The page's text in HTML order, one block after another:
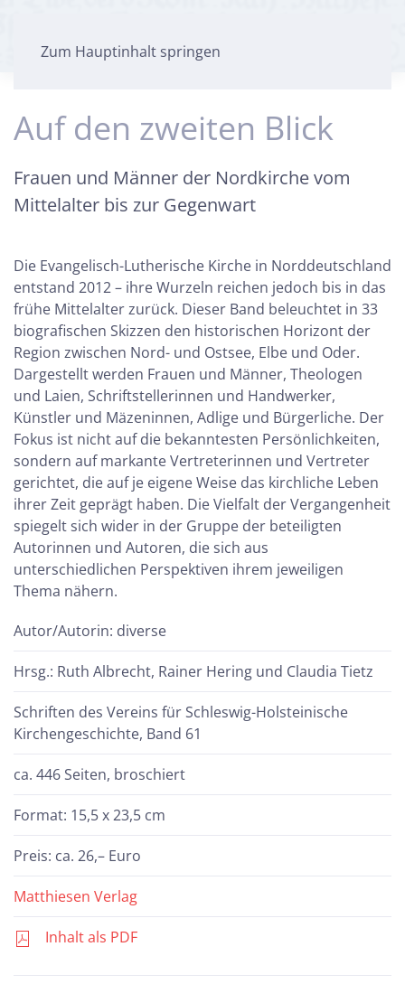
Zum Hauptinhalt springen
Auf den zweiten Blick
Frauen und Männer der Nordkirche vom
Mittelalter bis zur Gegenwart
Die Evangelisch-Lutherische Kirche in Norddeutschland
entstand 2012 – ihre Wurzeln reichen jedoch bis in das
frühe Mittelalter zurück. Dieser Band beleuchtet in 33
biografischen Skizzen den historischen Horizont der
Region zwischen Nord- und Ostsee, Elbe und Oder.
Dargestellt werden Frauen und Männer, Theologen
und Laien, Schriftstellerinnen und Handwerker,
Künstler und Mäzeninnen, Adlige und Bürgerliche. Der
Fokus ist nicht auf die bekanntesten Persönlichkeiten,
sondern auf markante Vertreterinnen und Vertreter
gerichtet, die auf je eigene Weise das kirchliche Leben
ihrer Zeit geprägt haben. Die Vielfalt der Vergangenheit
spiegelt sich wider in der Gruppe der beteiligten
Autorinnen und Autoren, die sich aus
unterschiedlichen Perspektiven ihrem jeweiligen
Thema nähern.
Autor/Autorin: diverse
Hrsg.: Ruth Albrecht, Rainer Hering und Claudia Tietz
Schriften des Vereins für Schleswig-Holsteinische
Kirchengeschichte, Band 61
ca. 446 Seiten, broschiert
Format: 15,5 x 23,5 cm
Preis: ca. 26,– Euro
Matthiesen Verlag
Inhalt als PDF